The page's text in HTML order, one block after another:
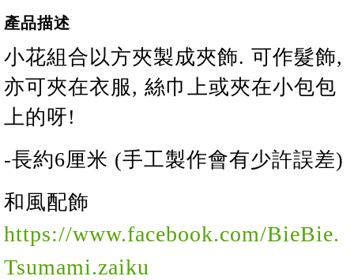
產品描述
小花組合以方夾製成夾飾. 可作髮飾,
亦可夾在衣服, 絲巾上或夾在小包包
上的呀!
-長約6厘米 (手工製作會有少許誤差)
和風配飾
https://www.facebook.com/BieBie.
Tsumami.zaiku